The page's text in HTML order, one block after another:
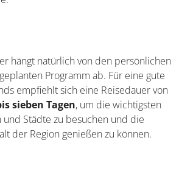
länger, das Wetter ist milder und
voller Pracht. Ihr könnt jedoch
sehen und erleben, dabei hat
eigenen Charme.